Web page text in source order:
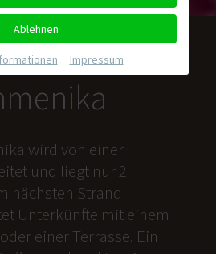
wird von einer
und liegt nur 2
nächsten Strand
Unterkünfte mit einem
einer Terrasse. Ein
Ablehnen
Impressum